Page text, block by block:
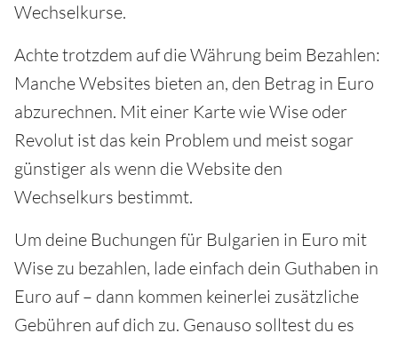
Wechselkurse.
Achte trotzdem auf die Währung beim Bezahlen:
Manche Websites bieten an, den Betrag in Euro
abzurechnen. Mit einer Karte wie Wise oder
Revolut ist das kein Problem und meist sogar
günstiger als wenn die Website den
Wechselkurs bestimmt.
Um deine Buchungen für Bulgarien in Euro mit
Wise zu bezahlen, lade einfach dein Guthaben in
Euro auf – dann kommen keinerlei zusätzliche
Gebühren auf dich zu. Genauso solltest du es